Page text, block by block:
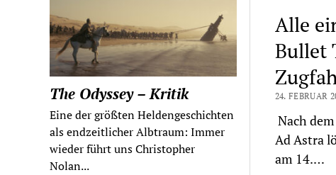
The Odyssey – Kritik
Eine der größten Heldengeschichten
als endzeitlicher Albtraum: Immer
wieder führt uns Christopher
Nolan...
Alle
Bullet
24. FEBRUAR
Nach
Ad Astra
am 14.…